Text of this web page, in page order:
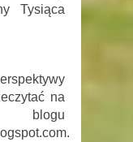
Tysiąca
na
blogu